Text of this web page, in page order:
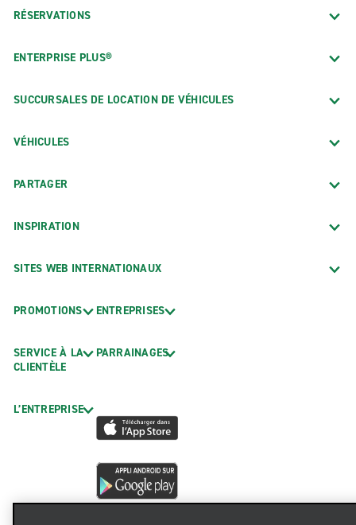
RÉSERVATIONS
ENTERPRISE PLUS®
SUCCURSALES DE LOCATION DE VÉHICULES
VÉHICULES
PARTAGER
INSPIRATION
SITES WEB INTERNATIONAUX
PROMOTIONS
SERVICE À LA
CLIENTÈLE
L’ENTREPRISE
ENTREPRISES
PARRAINAGES